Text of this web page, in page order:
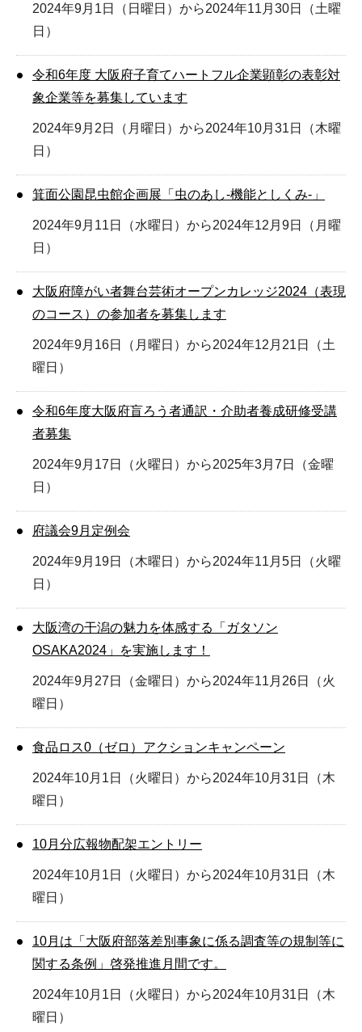
2024年9月1日（日曜日）から2024年11月30日（土曜
日）
令和6年度 大阪府子育てハートフル企業顕彰の表彰対
象企業等を募集しています
2024年9月2日（月曜日）から2024年10月31日（木曜
日）
箕面公園昆虫館企画展「虫のあし-機能としくみ-」
2024年9月11日（水曜日）から2024年12月9日（月曜
日）
大阪府障がい者舞台芸術オープンカレッジ2024（表現
のコース）の参加者を募集します
2024年9月16日（月曜日）から2024年12月21日（土
曜日）
令和6年度大阪府盲ろう者通訳・介助者養成研修受講
者募集
2024年9月17日（火曜日）から2025年3月7日（金曜
日）
府議会9月定例会
2024年9月19日（木曜日）から2024年11月5日（火曜
日）
大阪湾の干潟の魅力を体感する「ガタソン
OSAKA2024」を実施します！
2024年9月27日（金曜日）から2024年11月26日（火
曜日）
食品ロス0（ゼロ）アクションキャンペーン
2024年10月1日（火曜日）から2024年10月31日（木
曜日）
10月分広報物配架エントリー
2024年10月1日（火曜日）から2024年10月31日（木
曜日）
10月は「大阪府部落差別事象に係る調査等の規制等に
関する条例」啓発推進月間です。
2024年10月1日（火曜日）から2024年10月31日（木
曜日）